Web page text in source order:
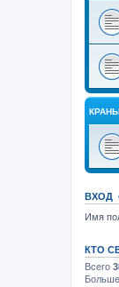
ВХОД
Имя
КТО
Всего